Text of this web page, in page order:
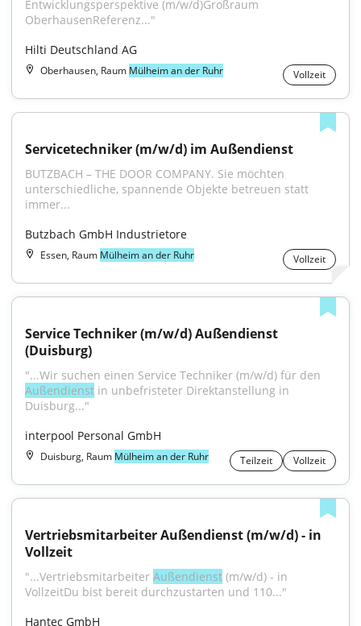
Entwicklungsperspektive (m/w/d)Großraum
OberhausenReferenz..."
Hilti Deutschland AG
Oberhausen, Raum Mülheim an der Ruhr Vollzeit
Servicetechniker (m/w/d) im Außendienst
BUTZBACH – THE DOOR COMPANY. Sie möchten
unterschiedliche, spannende Objekte betreuen statt
immer...
Butzbach GmbH Industrietore
Essen, Raum Mülheim an der Ruhr Vollzeit
Service Techniker (m/w/d) Außendienst
(Duisburg)
Außendienst in unbefristeter Direktanstellung in
Duisburg..."
interpool Personal GmbH
Duisburg, Raum Mülheim an der Ruhr Teilzeit Vollzeit
Vertriebsmitarbeiter Außendienst (m/w/d) - in
Vollzeit
"...Vertriebsmitarbeiter Außendienst (m/w/d) - in
VollzeitDu bist bereit durchzustarten und 110..."
Hantec GmbH